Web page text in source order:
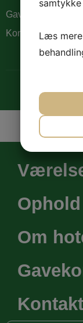
Gavekort
Kontakt
Om
Kontakt
Læs